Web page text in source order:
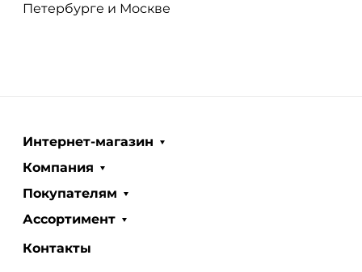
Петербурге и Москве
Интернет-магазин
Компания
Покупателям
Ассортимент
Контакты